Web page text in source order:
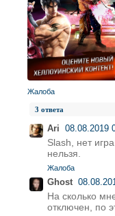
Жалоба
3 ответа
Ari 08.08.2019
Slash, нет
нельзя.
Жалоба
Ghost
На сколько
отключен, по